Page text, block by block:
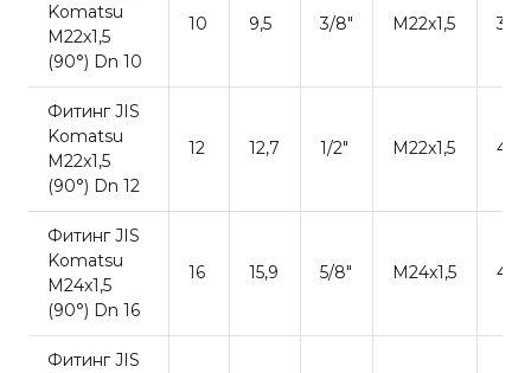
Komatsu
M22x1,5
(90°) Dn 10
10 9,5 3/8" M22x1,5 36,0
Фитинг JIS
Komatsu
M22x1,5
(90°) Dn 12
12 12,7 1/2" M22x1,5 47,7
Фитинг JIS
Komatsu
M24x1,5
(90°) Dn 16
16 15,9 5/8" M24x1,5 45,0
Фитинг JIS